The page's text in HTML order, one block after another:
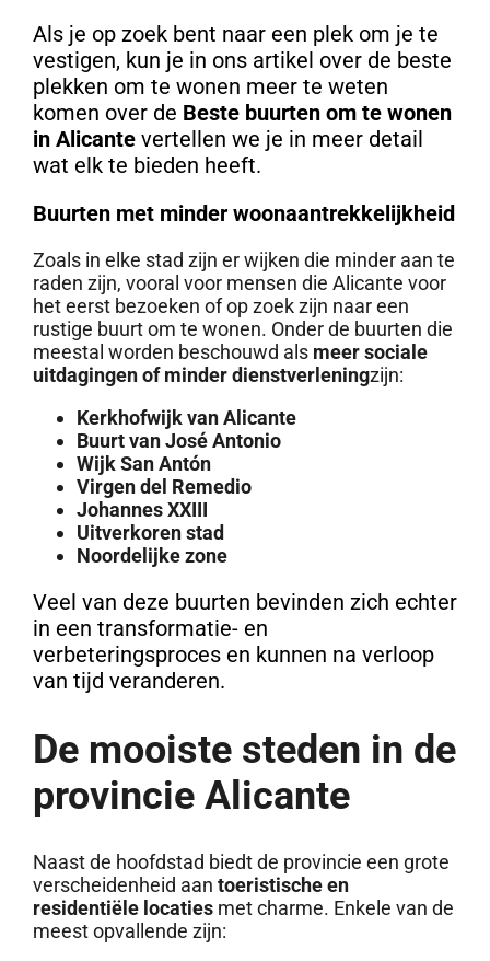
Als je op zoek bent naar een plek om je te
vestigen, kun je in ons artikel over de beste
plekken om te wonen meer te weten
komen over de Beste buurten om te wonen
in Alicantevertellen we je in meer detail
wat elk te bieden heeft.
Buurten met minder woonaantrekkelijkheid
Zoals in elke stad zijn er wijken die minder aan te
raden zijn, vooral voor mensen die Alicante voor
het eerst bezoeken of op zoek zijn naar een
rustige buurt om te wonen. Onder de buurten die
meestal worden beschouwd als meer sociale
uitdagingen of minder dienstverleningzijn:
Kerkhofwijk van Alicante
Buurt van José Antonio
Wijk San Antón
Virgen del Remedio
Johannes XXIII
Uitverkoren stad
Noordelijke zone
Veel van deze buurten bevinden zich echter
in een transformatie- en
verbeteringsproces en kunnen na verloop
van tijd veranderen.
De mooiste steden in de
provincie Alicante
Naast de hoofdstad biedt de provincie een grote
verscheidenheid aan toeristische en
residentiële locatiesmet charme. Enkele van de
meest opvallende zijn: